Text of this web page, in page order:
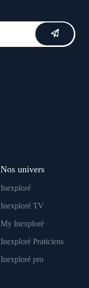
Nos univers
Inexploré
Inexploré TV
My Inexploré
Inexploré Praticiens
Inexploré pro